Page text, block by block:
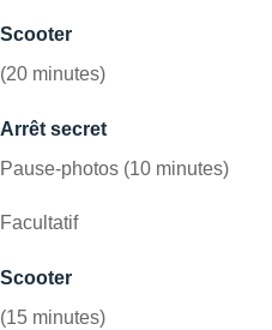
Scooter
(20 minutes)
Arrêt secret
Pause-photos (10 minutes)
Facultatif
Scooter
(15 minutes)